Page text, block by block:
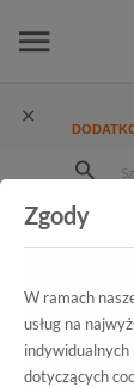
Damskie
Zgody
W ramach
usług na
dotyczących